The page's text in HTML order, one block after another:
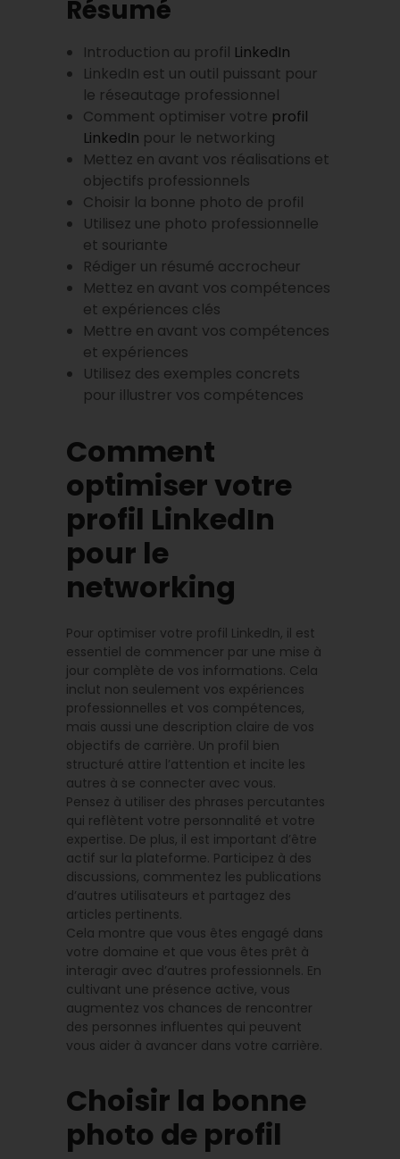
Résumé
Introduction au profil LinkedIn
LinkedIn est un outil puissant pour
le réseautage professionnel
Comment optimiser votre profil
LinkedIn pour le networking
Mettez en avant vos réalisations et
objectifs professionnels
Choisir la bonne photo de profil
Utilisez une photo professionnelle
et souriante
Rédiger un résumé accrocheur
Mettez en avant vos compétences
et expériences clés
Mettre en avant vos compétences
et expériences
Utilisez des exemples concrets
pour illustrer vos compétences
Comment
optimiser votre
profil LinkedIn
pour le
networking
Pour optimiser votre profil LinkedIn, il est
essentiel de commencer par une mise à
jour complète de vos informations. Cela
inclut non seulement vos expériences
professionnelles et vos compétences,
mais aussi une description claire de vos
objectifs de carrière. Un profil bien
structuré attire l’attention et incite les
autres à se connecter avec vous.
Pensez à utiliser des phrases percutantes
qui reflètent votre personnalité et votre
expertise. De plus, il est important d’être
actif sur la plateforme. Participez à des
discussions, commentez les publications
d’autres utilisateurs et partagez des
articles pertinents.
Cela montre que vous êtes engagé dans
votre domaine et que vous êtes prêt à
interagir avec d’autres professionnels. En
cultivant une présence active, vous
augmentez vos chances de rencontrer
des personnes influentes qui peuvent
vous aider à avancer dans votre carrière.
Choisir la bonne
photo de profil